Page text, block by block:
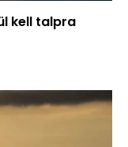
kell talpra